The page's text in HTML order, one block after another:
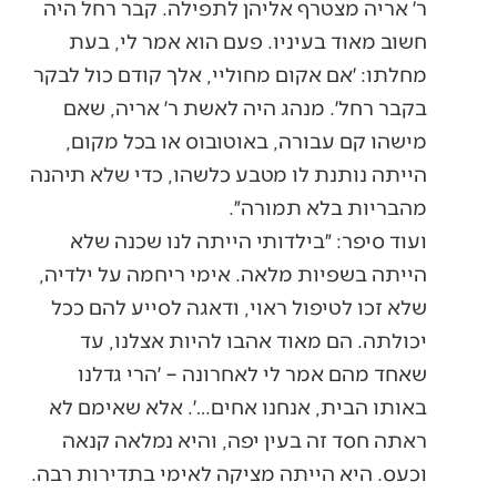
ר׳ אריה מצטרף אליהן לתפילה. קבר רחל היה
חשוב מאוד בעיניו. פעם הוא אמר לי, בעת
מחלתו: ׳אם אקום מחוליי, אלך קודם כול לבקר
בקבר רחל׳. מנהג היה לאשת ר׳ אריה, שאם
מישהו קם עבורה, באוטובוס או בכל מקום,
הייתה נותנת לו מטבע כלשהו, כדי שלא תיהנה
מהבריות בלא תמורה״.
ועוד סיפר: ״בילדותי הייתה לנו שכנה שלא
הייתה בשפיות מלאה. אימי ריחמה על ילדיה,
שלא זכו לטיפול ראוי, ודאגה לסייע להם ככל
יכולתה. הם מאוד אהבו להיות אצלנו, עד
שאחד מהם אמר לי לאחרונה – ׳הרי גדלנו
באותו הבית, אנחנו אחים…׳. אלא שאימם לא
ראתה חסד זה בעין יפה, והיא נמלאה קנאה
וכעס. היא הייתה מציקה לאימי בתדירות רבה.